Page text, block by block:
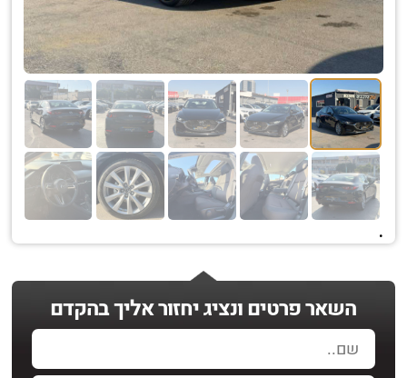
.
השאר פרטים ונציג יחזור אליך בהקדם